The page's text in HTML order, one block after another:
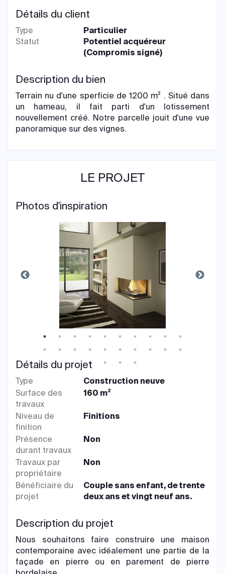
Détails du client
Type
Particulier
Statut
Potentiel acquéreur
(Compromis signé)
Description du bien
Terrain nu d'une sperficie de 1200 m² . Situé dans
un hameau, il fait parti d'un lotissement
nouvellement créé. Notre parcelle jouit d'une vue
panoramique sur des vignes.
LE PROJET
Photos d'inspiration
Détails du projet
Type
Construction neuve
Surface des
travaux
160 m²
Niveau de
finition
Finitions
Présence
durant travaux
Non
Travaux par
propriétaire
Non
Bénéficiaire du
projet
Couple sans enfant, de trente
deux ans et vingt neuf ans.
Description du projet
Nous souhaitons faire construire une maison
contemporaine avec idéalement une partie de la
façade en pierre ou en parement de pierre